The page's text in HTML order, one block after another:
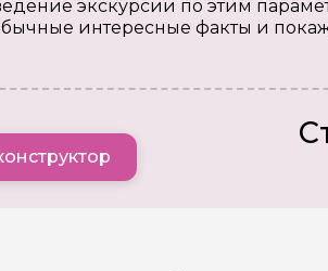
экскурсии по этим
интересные факты и